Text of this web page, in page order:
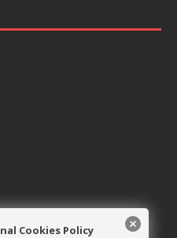
Cookies Policy